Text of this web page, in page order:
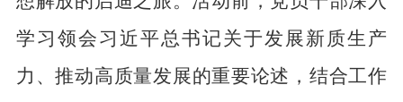
学习领会习近平总书记关于发展新质生产
力 、推动高质量发展的重要论述， 结合工作